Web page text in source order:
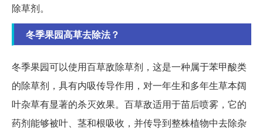
除草剂。
冬季果园高草去除法？
冬季果园可以使用百草敌除草剂，这是一种属于苯甲酸类
的除草剂，具有内吸传导作用，对一年生和多年生草本阔
叶杂草有显著的杀灭效果。百草敌适用于苗后喷雾，它的
药剂能够被叶、茎和根吸收，并传导到整株植物中去除杂